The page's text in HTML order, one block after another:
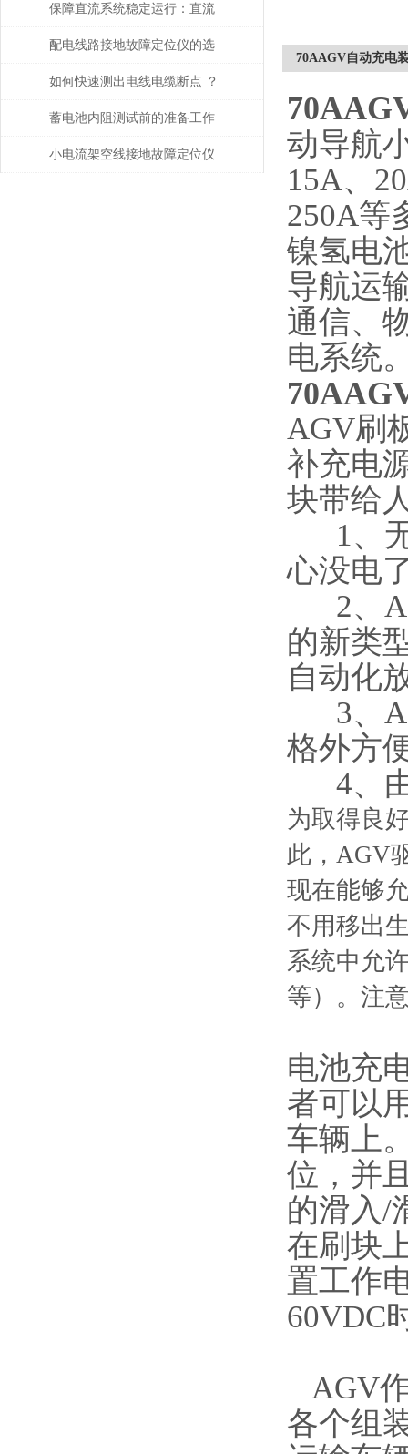
提高了整个电力系统的稳定性
和可靠性
保障直流系统稳定运行：直流
接地故障测试仪的运维应用价
值
配电线路接地故障定位仪的选
购要领
如何快速测出电线电缆断点 ？
蓄电池内阻测试前的准备工作
都有哪些？
小电流架空线接地故障定位仪
70AAGV自动充电
动导航
15A、
250A等
镍氢电
导航运
通信、
电系统
AGV刷
补充电
块带给
1、无
心没电
2、
的新类
自动化
3、
格外方
4、由
为取得良
此，AGV
现在能够
不用移出
系统中允
等）。注
电池充
者可以
车辆上
位，并
的滑入/
在刷块
置工作
60VDC
AGV
各个组